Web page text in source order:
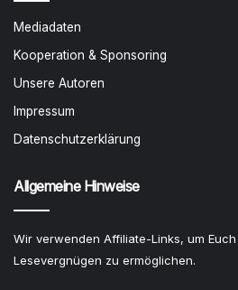
Mediadaten
Kooperation & Sponsoring
Unsere Autoren
Impressum
Datenschutzerklärung
Allgemeine Hinweise
Wir verwenden Affiliate-Links, um
Lesevergnügen zu ermöglichen.